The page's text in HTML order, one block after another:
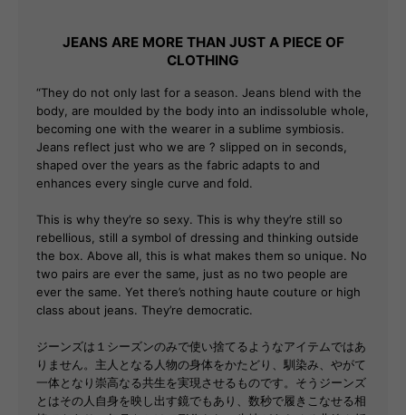
JEANS ARE MORE THAN JUST A PIECE OF
CLOTHING
“They do not only last for a season. Jeans blend with the
body, are moulded by the body into an indissoluble whole,
becoming one with the wearer in a sublime symbiosis.
Jeans reflect just who we are ? slipped on in seconds,
shaped over the years as the fabric adapts to and
enhances every single curve and fold.
This is why they’re so sexy. This is why they’re still so
rebellious, still a symbol of dressing and thinking outside
the box. Above all, this is what makes them so unique. No
two pairs are ever the same, just as no two people are
ever the same. Yet there’s nothing haute couture or high
class about jeans. They’re democratic.
ジーンズは１シーズンのみで使い捨てるようなアイテムではあ
りません。主人となる人物の身体をかたどり、馴染み、やがて
一体となり崇高なる共生を実現させるものです。そうジーンズ
とはその人自身を映し出す鏡でもあり、数秒で履きこなせる相